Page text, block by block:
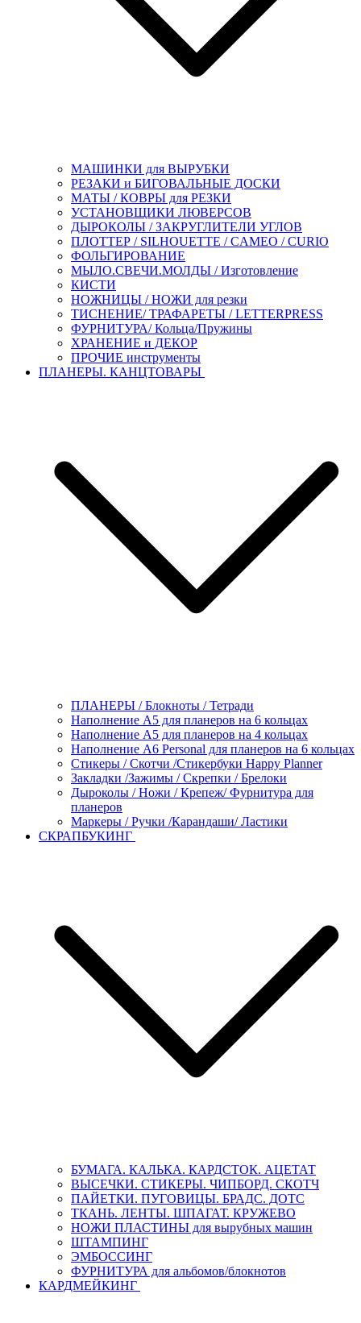
МАШИНКИ для ВЫРУБКИ
РЕЗАКИ и БИГОВАЛЬНЫЕ ДОСКИ
МАТЫ / КОВРЫ для РЕЗКИ
УСТАНОВЩИКИ ЛЮВЕРСОВ
ДЫРОКОЛЫ / ЗАКРУГЛИТЕЛИ УГЛОВ
ПЛОТТЕР / SILHOUETTE / CAMEO / CURIO
ФОЛЬГИРОВАНИЕ
МЫЛО.СВЕЧИ.МОЛДЫ / Изготовление
КИСТИ
НОЖНИЦЫ / НОЖИ для резки
ТИСНЕНИЕ/ ТРАФАРЕТЫ / LETTERPRESS
ФУРНИТУРА/ Кольца/Пружины
ХРАНЕНИЕ и ДЕКОР
ПРОЧИЕ инструменты
ПЛАНЕРЫ. КАНЦТОВАРЫ
ПЛАНЕРЫ / Блокноты / Тетради
Наполнение А5 для планеров на 6 кольцах
Наполнение А5 для планеров на 4 кольцах
Наполнение А6 Personal для планеров на 6 кольцах
Стикеры / Скотчи /Стикербуки Happy Planner
Закладки /Зажимы / Скрепки / Брелоки
Дыроколы / Ножи / Крепеж/ Фурнитура для
планеров
Маркеры / Ручки /Карандаши/ Ластики
СКРАПБУКИНГ
БУМАГА. КАЛЬКА. КАРДСТОК. АЦЕТАТ
ВЫСЕЧКИ. СТИКЕРЫ. ЧИПБОРД. СКОТЧ
ПАЙЕТКИ. ПУГОВИЦЫ. БРАДС. ДОТС
ТКАНЬ. ЛЕНТЫ. ШПАГАТ. КРУЖЕВО
НОЖИ ПЛАСТИНЫ для вырубных машин
ШТАМПИНГ
ЭМБОССИНГ
ФУРНИТУРА для альбомов/блокнотов
КАРДМЕЙКИНГ